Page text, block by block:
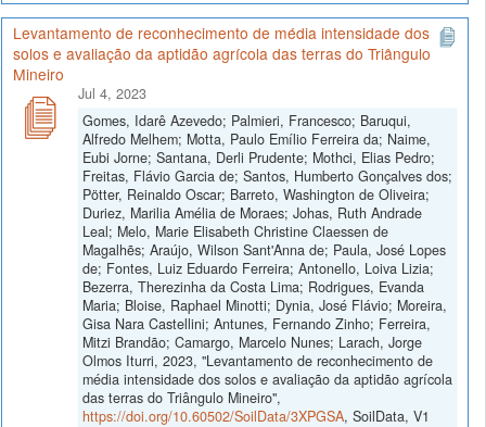
Levantamento de reconhecimento de média intensidade dos
solos e avaliação da aptidão agrícola das terras do Triângulo
Mineiro
Jul 4, 2023
Gomes, Idarê Azevedo; Palmieri, Francesco; Baruqui,
Alfredo Melhem; Motta, Paulo Emílio Ferreira da; Naime,
Eubi Jorne; Santana, Derli Prudente; Mothci, Elias Pedro;
Freitas, Flávio Garcia de; Santos, Humberto Gonçalves dos;
Pötter, Reinaldo Oscar; Barreto, Washington de Oliveira;
Duriez, Marilia Amélia de Moraes; Johas, Ruth Andrade
Leal; Melo, Marie Elisabeth Christine Claessen de
Magalhẽs; Araújo, Wilson Sant'Anna de; Paula, José Lopes
de; Fontes, Luiz Eduardo Ferreira; Antonello, Loiva Lizia;
Bezerra, Therezinha da Costa Lima; Rodrigues, Evanda
Maria; Bloise, Raphael Minotti; Dynia, José Flávio; Moreira,
Gisa Nara Castellini; Antunes, Fernando Zinho; Ferreira,
Mitzi Brandão; Camargo, Marcelo Nunes; Larach, Jorge
Olmos Iturri, 2023, "Levantamento de reconhecimento de
média intensidade dos solos e avaliação da aptidão agrícola
das terras do Triângulo Mineiro",
https://doi.org/10.60502/SoilData/3XPGSA, SoilData, V1